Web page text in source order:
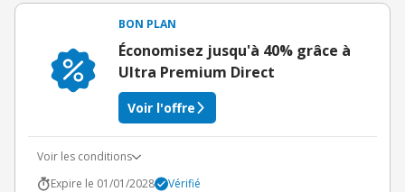
BON PLAN
Économisez jusqu'à 40% grâce à
Ultra Premium Direct
Voir l'offre
Voir les conditions
Expire le 01/01/2028
Vérifié